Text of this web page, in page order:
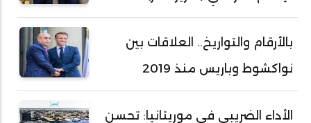
أحمد سالم ولد بده
أحمد سالم ولد بكار
أحمد سيد أحمد أج
بالأرقام والتواريخ.. العلاقات بين
نواكشوط وباريس منذ 2019
الأداء الضريبي في موريتانيا: تحسن